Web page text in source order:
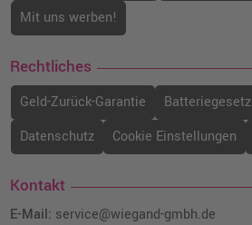
Mit uns werben!
Rechtliches
Geld-Zurück-Garantie Batteriegesetz
Datenschutz
Cookie Einstellungen
Kontakt
E-Mail: service@wiegand-gmbh.de